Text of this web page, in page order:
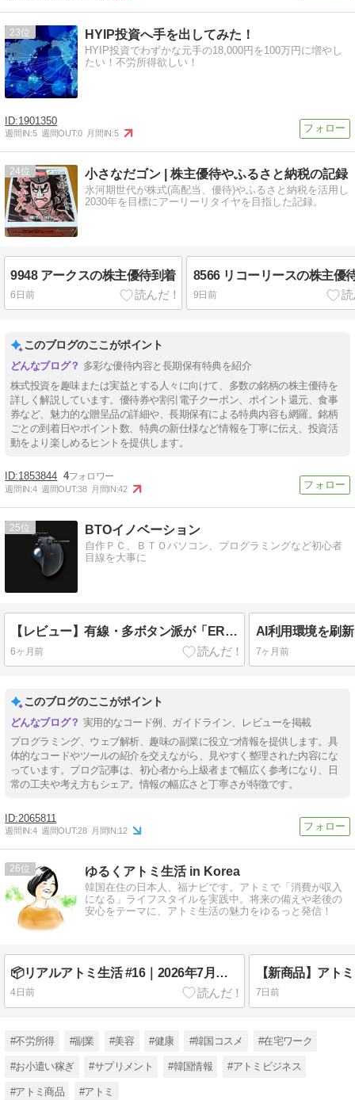
23 HYIP投資へ手を出してみた！
HYIP投資でわずかな元手の18,000円を100万円に増やし
たい！不労所得欲しい！
1901350
週間IN:5 週間OUT:0 月間IN:5
24 小さなだゴン | 株主優待やふるさと納税の記録
氷河期世代が株式(高配当、優待)やふるさと納税を活用し
2030年を目標にアーリーリタイヤを目指した記録。
9948 アークスの株主優待到着
6日前
8566 リコーリースの株主優
9日前
このブログのここがポイント
多彩な優待内容と長期保有特典を紹介
株式投資を趣味または実益とする人々に向けて、多数の銘柄の株主優待を
詳しく解説しています。優待券や割引電子クーポン、ポイント還元、食事
券など、魅力的な贈呈品の詳細や、長期保有による特典内容も網羅。銘柄
ごとの到着日やポイント数、特典の新仕様など情報を丁寧に伝え、投資活
動をより楽しめるヒントを提供します。
1853844 4
週間IN:4 週間OUT:38 月間IN:42
25 BTOイノベーション
自作ＰＣ、ＢＴＯパソコン、プログラミングなど初心者
目線を大事に
【レビュー】有線・多ボタン派が「ERGO M575SP」に乗り換えた話。親指操作とボタン不足はどう解決した？
6ヶ月前 7ヶ月前
このブログのここがポイント
実用的なコード例、ガイドライン、レビューを掲載
プログラミング、ウェブ解析、趣味の副業に役立つ情報を提供します。具
体的なコードやツールの紹介を交えながら、見やすく整理された内容にな
っています。ブログ記事は、初心者から上級者まで幅広く参考になり、日
常の工夫や考え方もシェア。情報の幅広さと丁寧さが特徴です。
2065811
週間IN:4 週間OUT:28 月間IN:12
26 ゆるくアトミ生活 in Korea
韓国在住の日本人、福ナビです。アトミで「消費が収入
になる」ライフスタイルを実践中。将来の備えや老後の
安心をテーマに、アトミ生活の魅力をゆるっと発信！
📦リアルアトミ生活 #16｜2026年7月の購入記録＆ポイント公開
4日前
【新商品】アト
7日前
#不労所得 #副業 #美容 #健康 #韓国コスメ #在宅ワーク
#お小遣い稼ぎ #サプリメント #韓国情報 #アトミビジネス
#アトミ商品 #アトミ